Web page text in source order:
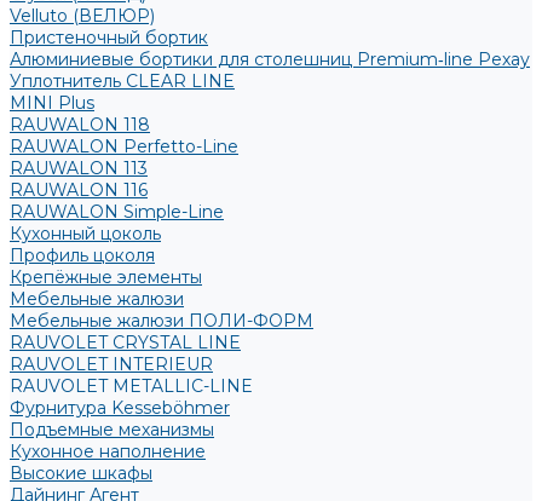
Velluto (ВЕЛЮР)
Пристеночный бортик
Алюминиевые бортики для столешниц Premium‑line Рехау
Уплотнитель CLEAR LINE
MINI Plus
RAUWALON 118
RAUWALON Perfetto-Line
RAUWALON 113
RAUWALON 116
RAUWALON Simple-Line
Кухонный цоколь
Профиль цоколя
Крепёжные элементы
Мебельные жалюзи
Мебельные жалюзи ПОЛИ-ФОРМ
RAUVOLET CRYSTAL LINE
RAUVOLET INTERIEUR
RAUVOLET METALLIC-LINE
Фурнитура Kesseböhmer
Подъемные механизмы
Кухонное наполнение
Высокие шкафы
Дайнинг Агент